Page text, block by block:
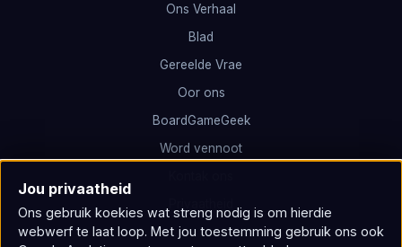
Ons Verhaal
Blad
Gereelde Vrae
Oor ons
BoardGameGeek
Word vennoot
Jou privaatheid
Ons gebruik koekies wat streng nodig is om hierdie
webwerf te laat loop. Met jou toestemming gebruik ons ​​ook